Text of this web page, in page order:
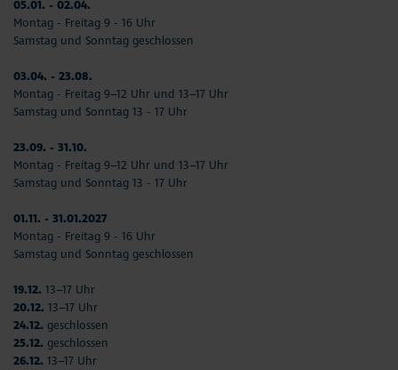
05.01. - 02.04.
Montag - Freitag 9 - 16 Uhr
Samstag und Sonntag geschlossen
03.04. - 23.08.
Montag - Freitag 9–12 Uhr und 13–17 Uhr
Samstag und Sonntag 13 - 17 Uhr
23.09. - 31.10.
Montag - Freitag 9–12 Uhr und 13–17 Uhr
Samstag und Sonntag 13 - 17 Uhr
01.11. - 31.01.2027
Montag - Freitag 9 - 16 Uhr
Samstag und Sonntag geschlossen
19.12. 13–17 Uhr
20.12. 13–17 Uhr
24.12. geschlossen
25.12. geschlossen
26.12. 13–17 Uhr